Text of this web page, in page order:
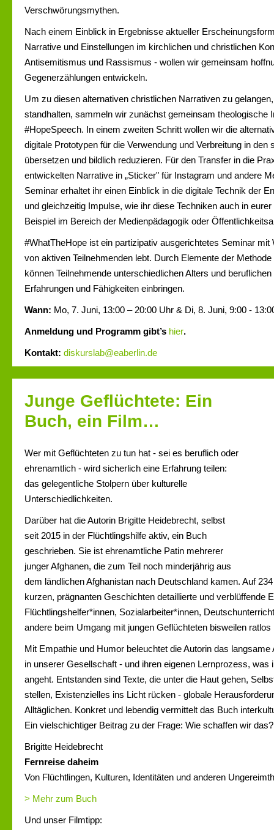
Verschwörungsmythen.
Nach einem Einblick in Ergebnisse aktueller
Narrative und Einstellungen im kirchlichen und christlichen
Antisemitismus und Rassismus - wollen wir gemeinsam
Gegenerzählungen entwickeln.
Um zu diesen alternativen christlichen Narrativen zu
standhalten, sammeln wir zunächst gemeinsam theologische
#HopeSpeech. In einem zweiten Schritt wollen wir die
digitale Prototypen für die Verwendung und Verbreitung in den
übersetzen und bildlich reduzieren. Für den Transfer in die
entwickelten Narrative in „Sticker" für Instagram und andere
Seminar erhaltet ihr einen Einblick in die digitale Technik der
und gleichzeitig Impulse, wie ihr diese Techniken auch in
Beispiel im Bereich der Medienpädagogik oder
#WhatTheHope ist ein partizipativ ausgerichtetes Seminar
von aktiven Teilnehmenden lebt. Durch Elemente der
können Teilnehmende unterschiedlichen Alters und
Erfahrungen und Fähigkeiten einbringen.
Wann: Mo, 7. Juni, 13:00 – 20:00 Uhr & Di, 8. Juni, 9:00 -
Anmeldung und Programm gibt’s hier.
Kontakt: diskurslab@eaberlin.de
Junge Geflüchtete: Ein
Buch, ein Film…
Wer mit Geflüchteten zu tun hat - sei es beruflich oder
ehrenamtlich - wird sicherlich eine Erfahrung teilen:
das gelegentliche Stolpern über kulturelle
Unterschiedlichkeiten.
Darüber hat die Autorin Brigitte Heidebrecht, selbst
seit 2015 in der Flüchtlingshilfe aktiv, ein Buch
geschrieben. Sie ist ehrenamtliche Patin mehrerer
junger Afghanen, die zum Teil noch minderjährig aus
dem ländlichen Afghanistan nach Deutschland kamen. Auf
kurzen, prägnanten Geschichten detaillierte und verblüffende
Flüchtlingshelfer*innen, Sozialarbeiter*innen,
andere beim Umgang mit jungen Geflüchteten bisweilen ratlos
Mit Empathie und Humor beleuchtet die Autorin das
in unserer Gesellschaft - und ihren eigenen Lernprozess, was
angeht. Entstanden sind Texte, die unter die Haut gehen,
stellen, Existenzielles ins Licht rücken - globale
Alltäglichen. Konkret und lebendig vermittelt das Buch
Ein vielschichtiger Beitrag zu der Frage: Wie schaffen wir das?
Brigitte Heidebrecht
Fernreise daheim
Von Flüchtlingen, Kulturen, Identitäten und anderen
> Mehr zum Buch
Und unser Filmtipp: